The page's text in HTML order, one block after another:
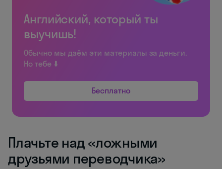
Английский, который ты
выучишь!
Обычно мы даём эти материалы за деньги.
Но тебе ⬇️
Бесплатно
Плачьте над «ложными
друзьями переводчика»